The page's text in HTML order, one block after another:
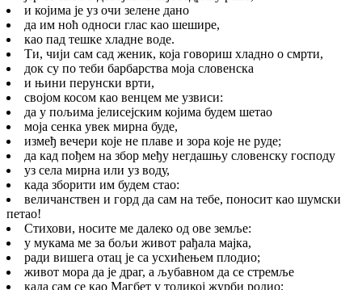
и којима је уз очи зелене дано
да им ноћ односи глас као шешире,
као пад тешке хладне воде.
Ти, чији сам сад женик, која говориш хладно о смрти,
док су по теби барбарства моја словенска
и њини перунски врти,
својом косом као венцем ме узвиси:
да у пољима јелисејским којима будем шетао
моја сенка увек мирна буде,
измеђ вечери које не плаве и зора које не руде;
да кад пођем на збор међу негдашњу словенску господу
уз села мирна или уз воду,
када зборити им будем стао:
величанствен и горд да сам на тебе, поносит као шумски
петао!
Стихови, носите ме далеко од ове земље:
у мукама ме за бољи живот рађала мајка,
ради вишега отац је са усхићењем плодио;
живот мора да је драг, а љубавном да се стремље
када сам се као Магбет у толикој журби родио;